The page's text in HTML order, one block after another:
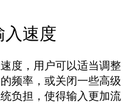
速度
度，用户可以适当调整
频率，或关闭一些高级
负担，使得输入更加流